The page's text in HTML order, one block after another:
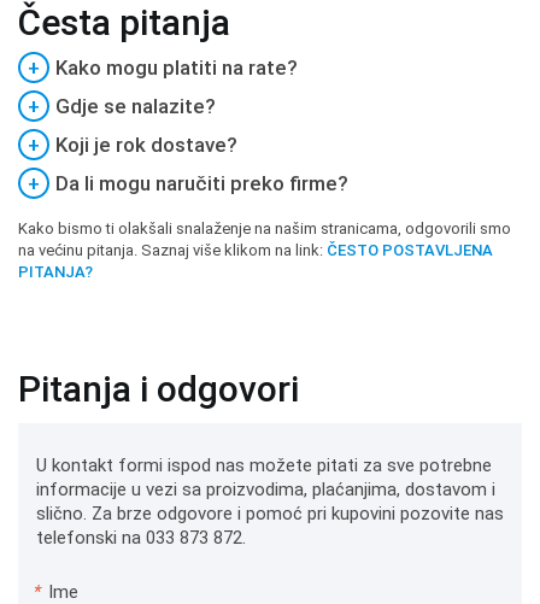
Česta pitanja
+
Kako mogu platiti na rate?
+
Gdje se nalazite?
+
Koji je rok dostave?
+
Da li mogu naručiti preko firme?
Kako bismo ti olakšali snalaženje na našim stranicama, odgovorili smo
na većinu pitanja. Saznaj više klikom na link: ČESTO POSTAVLJENA
PITANJA?
Pitanja i odgovori
U kontakt formi ispod nas možete pitati za sve potrebne
informacije u vezi sa proizvodima, plaćanjima, dostavom i
slično. Za brze odgovore i pomoć pri kupovini pozovite nas
telefonski na 033 873 872.
* Ime